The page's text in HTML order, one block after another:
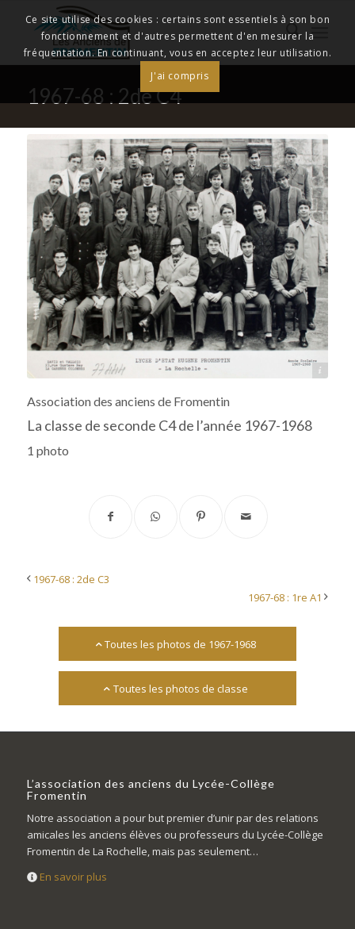
1967-68 : 2de C4
Archives départementales 17
Association des anciens de Fromentin
La classe de seconde C4 de l’année 1967-1968
1 photo
1967-68 : 2de C3
1967-68 : 1re A1
Toutes les photos de 1967-1968
Toutes les photos de classe
L’association des anciens du Lycée-Collège
Fromentin
Notre association a pour but premier d’unir par des relations
amicales les anciens élèves ou professeurs du Lycée-Collège
Fromentin de La Rochelle, mais pas seulement…
En savoir plus
Ce site utilise des cookies : certains sont essentiels à son bon
fonctionnement et d'autres permettent d'en mesurer la
fréquentation. En continuant, vous en acceptez leur utilisation.
J'ai compris